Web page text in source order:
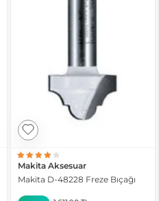
Makita Aksesuar
Makita D-48228 Freze Bıçağı